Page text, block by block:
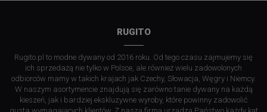
RUGITO
Rugito.pl to modne dywany od 2016 roku. Od tego czasu zajmujemy się
ich sprzedażą nie tylko w Polsce, ale również wielu zadowolonych
odbiorców mamy w takich krajach jak Czechy, Słowacja, Węgry i Niemcy.
W naszym asortymencie znajdują się zarówno tanie dywany na każdą
kieszeń, jak i bardziej ekskluzywne wyroby, które powinny zadowolić